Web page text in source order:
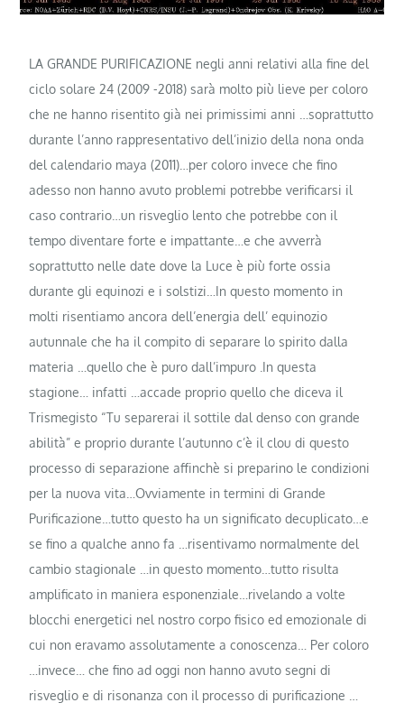
LA GRANDE PURIFICAZIONE negli anni relativi alla fine del
ciclo solare 24 (2009 -2018) sarà molto più lieve per coloro
che ne hanno risentito già nei primissimi anni …soprattutto
durante l’anno rappresentativo dell’inizio della nona onda
del calendario maya (2011)…per coloro invece che fino
adesso non hanno avuto problemi potrebbe verificarsi il
caso contrario…un risveglio lento che potrebbe con il
tempo diventare forte e impattante…e che avverrà
soprattutto nelle datedove la Luce è più forte ossia
durante gli equinozi e i solstizi…In questo momento in
molti risentiamo ancora dell’energia dell’ equinozio
autunnale che ha il compito di separare lo spirito dalla
materia …quello che è puro dall’impuro .In questa
stagione… infatti …accade proprio quello che diceva il
Trismegisto “Tu separerai il sottile dal denso con grande
abilità” e proprio durante l’autunno c’è il clou di questo
processo di separazione affinchè si preparino le condizioni
per la nuova vita…Ovviamente in termini di Grande
Purificazione…tutto questo ha un significato decuplicato…e
se fino a qualche anno fa …risentivamo normalmente del
cambio stagionale …in questo momento…tutto risulta
amplificato in maniera esponenziale…rivelando a volte
blocchi energetici nel nostro corpo fisico ed emozionale di
cui non eravamo assolutamente a conoscenza… Per coloro
…invece… che fino ad oggi non hanno avuto segni di
risveglio e di risonanza con il processo di purificazione …